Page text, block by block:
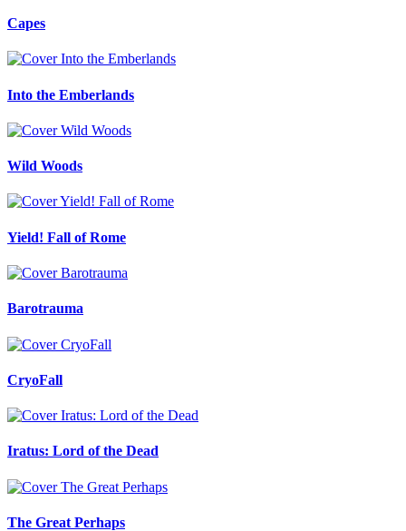
Capes
Into the Emberlands
Wild Woods
Yield! Fall of Rome
Barotrauma
CryoFall
Iratus: Lord of the Dead
The Great Perhaps